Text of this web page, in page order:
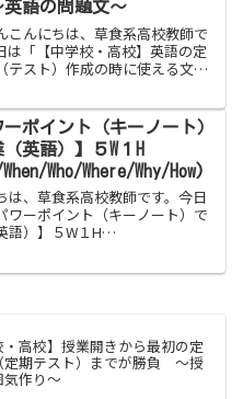
語の問題文〜
こんにちは、草食系高校教師で
は「【中学校・高校】英語の定
テスト）作成の時に使える文
語ですか？それとも英語です
実態、学校方針や教員の...
ーポイント（キーノート）
英語）】５W１H
Who/Where/Why/How)
は、草食系高校教師です。今日
ワーポイント（キーノート）で
語）】５W１H
・高校】授業開きから最初の定
定期テスト）までが勝負 〜授
作り〜